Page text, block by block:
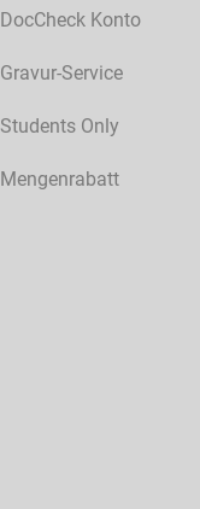
DocCheck Konto
Gravur-Service
Students Only
Mengenrabatt